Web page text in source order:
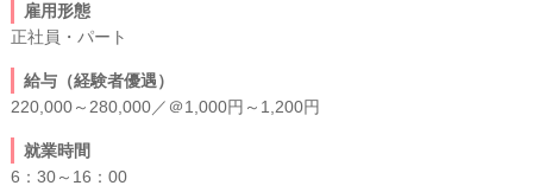
雇用形態
正社員・パート
給与（経験者優遇）
220,000～280,000／＠1,000円～1,200円
就業時間
6：30～16：00